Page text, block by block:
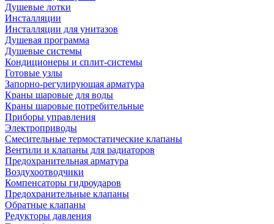
Душевые лотки
Инсталляции
Инсталляции для унитазов
Душевая программа
Душевые системы
Кондиционеры и сплит-системы
Готовые узлы
Запорно-регулирующая арматура
Краны шаровые для воды
Краны шаровые потребительные
Приборы управления
Электроприводы
Смесительные термостатические клапаны
Вентили и клапаны для радиаторов
Предохранительная арматура
Воздухоотводчики
Компенсаторы гидроударов
Предохранительные клапаны
Обратные клапаны
Редукторы давления